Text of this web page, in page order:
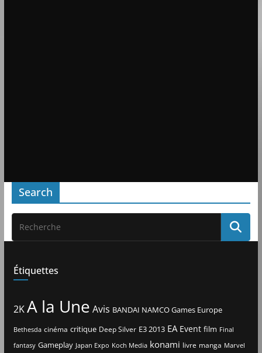
Search
Étiquettes
2KA la Une Avis BANDAI NAMCO Games Europe
Bethesda cinéma critique Deep Silver E3 2013 EA Event film Final
fantasy Gameplay Japan Expo Koch Media konami livre manga Marvel